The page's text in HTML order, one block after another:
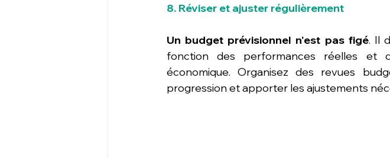
8. Réviser et ajuster régulièrement
Un budget prévisionnel n'est pas figé. Il
fonction des performances réelles et
économique. Organisez des revues
progression et apporter les ajustements